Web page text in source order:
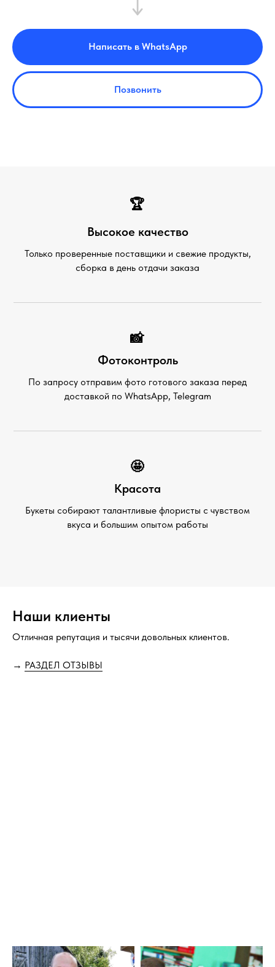
Написать в WhatsApp
Позвонить
🏆
Высокое качество
Только проверенные поставщики и свежие продукты,
сборка в день отдачи заказа
📸
Фотоконтроль
По запросу отправим фото готового заказа перед
доставкой по WhatsApp, Telegram
🤩
Красота
Букеты собирают талантливые флористы с чувством
вкуса и большим опытом работы
Наши клиенты
Отличная репутация и тысячи довольных клиентов.
→ РАЗДЕЛ ОТЗЫВЫ